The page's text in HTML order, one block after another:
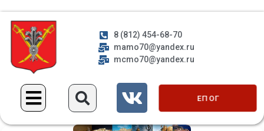
8 (812) 454-68-70
mamo70@yandex.ru
mcmo70@yandex.ru
ЕП ОГ